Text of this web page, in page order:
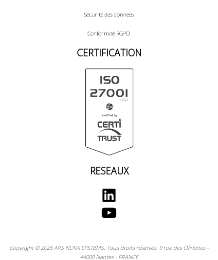
Sécurité des données
Conformité RGPD
CERTIFICATION
RESEAUX
LinkedIn
YouTube
Copyright © 2025 ARS NOVA SYSTEMS. Tous droits réservés. 9 rue des Olivettes -
44000 Nantes - FRANCE